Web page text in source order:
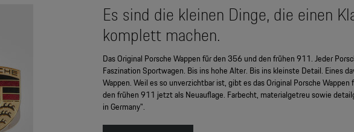
Es sind die kleinen Dinge, die einen
komplett machen.
Das Original Porsche Wappen für den 356 und den frühen 911. Jeder
Faszination Sportwagen. Bis ins hohe Alter. Bis ins kleinste Detail. Eines
Wappen. Weil es so unverzichtbar ist, gibt es das Original Porsche
den frühen 911 jetzt als Neuauflage. Farbecht, materialgetreu sowie
in Germany".